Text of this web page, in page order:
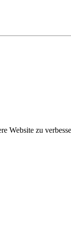
Website zu